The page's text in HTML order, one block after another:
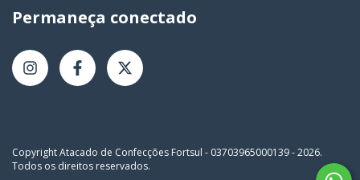
Permaneça conectado
Copyright Atacado de Confecções Fortsul - 03703965000139 - 2026.
Todos os direitos reservados.